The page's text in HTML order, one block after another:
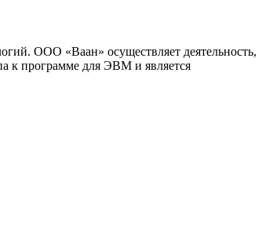
ООО «Ваан» осуществляет деятельность,
к программе для ЭВМ и является